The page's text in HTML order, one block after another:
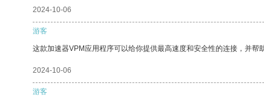
2024-10-06
游客
这款加速器VPM应用程序可以给你提供最高速度和安全性的连接，并帮
2024-10-06
游客